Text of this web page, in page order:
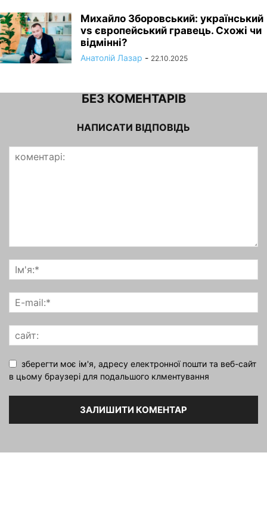
Михайло Зборовський: український
vs європейський гравець. Схожі чи
відмінні?
Анатолій Лазар - 22.10.2025
БЕЗ КОМЕНТАРІВ
НАПИСАТИ ВІДПОВІДЬ
зберегти моє ім'я, адресу електронної пошти та веб-сайт
в цьому браузері для подальшого клментування